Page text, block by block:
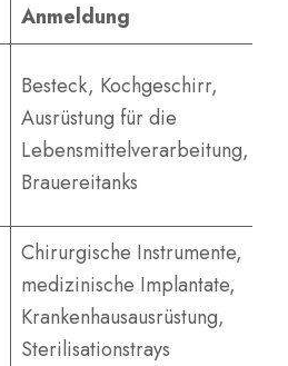
Anmeldung
Besteck, Kochgeschirr,
Ausrüstung für die
Lebensmittelverarbeitung,
Brauereitanks
Chirurgische Instrumente,
medizinische Implantate,
Krankenhausausrüstung,
Sterilisationstrays